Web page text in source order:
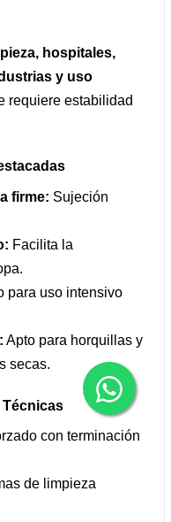
hospitales,
y uso
requiere estabilidad
firme: Sujeción
Facilita la
para uso intensivo
Apto para horquillas y
secas.
con terminación
de limpieza